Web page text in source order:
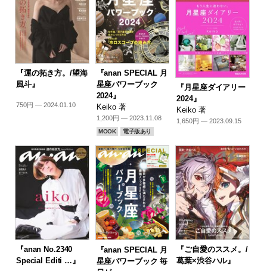
『運の拓き方。/望海
風斗』
750円 — 2024.01.10
『anan SPECIAL 月
星座パワーブック
2024』
Keiko 著
1,200円 — 2023.11.08
MOOK 電子版あり
『月星座ダイアリー
2024』
Keiko 著
1,650円 — 2023.09.15
『anan No.2340
Special Editi …』
『anan SPECIAL 月
星座パワーブック 毎
『ご自愛のススメ。/
葛葉×渋谷ハル』